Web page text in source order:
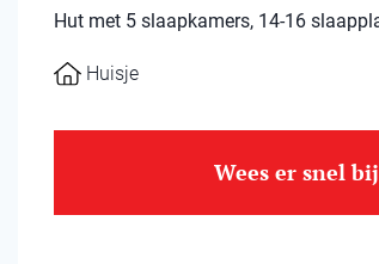
Hut met 5 slaapkamers, 14-16
Huisje
Wees er snel